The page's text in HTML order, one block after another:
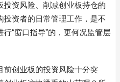
投资风险、削减创业板持仓的
投资者的日常管理工作，是不
“窗口指导”的，更何况监管层
前创业板的投资风险十分突